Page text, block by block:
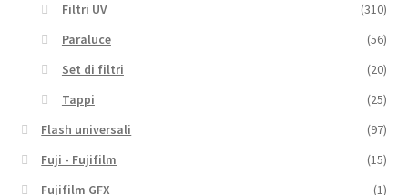
Filtri UV
(310)
Paraluce
(56)
Set di filtri
(20)
Tappi
(25)
Flash universali
(97)
Fuji - Fujifilm
(15)
Fujifilm GFX
(1)